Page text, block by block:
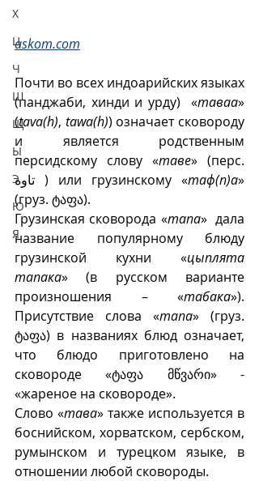
Х
Ц
Ч
Ш
Щ
Ы
Э
Ю
Я
askom.com
Почти во всех индоарийских языках
(панджаби, хинди и урду)  «таваа»
(tava(h), tawa(h)) означает сковороду
и является родственным
персидскому слову «таве» (перс.
تاوه ) или грузинскому «таф(п)а»
(груз. ტაფა).
Грузинская сковорода «тапа»  дала
название популярному блюду
грузинской кухни «цыплята
тапака» (в русском варианте
произношения – «табака»).
Присутствие слова «тапа» (груз.
ტაფა) в названиях блюд означает,
что блюдо приготовлено на
сковороде «ტაფა მწვარი» -
«жареное на сковороде».
Слово «тава» также используется в
боснийском, хорватском, сербском,
румынском и турецком языке, в
отношении любой сковороды.